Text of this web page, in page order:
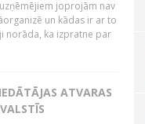
joprojām nav
un kādas ir ar to
norāda, ka izpratne par
ATVARAS